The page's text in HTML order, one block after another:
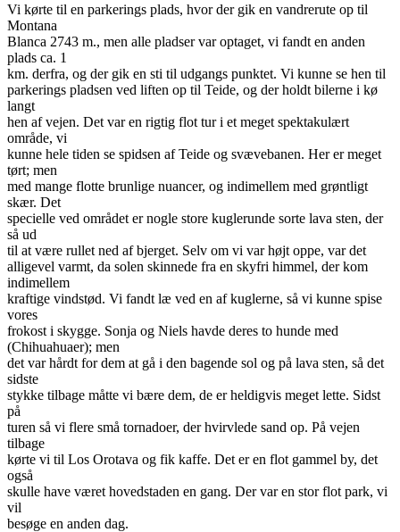
Vi kørte til en parkerings plads, hvor der gik en vandrerute op til
Montana
Blanca 2743 m., men alle pladser var optaget, vi fandt en anden
plads ca. 1
km. derfra, og der gik en sti til udgangs punktet. Vi kunne se hen til
parkerings pladsen ved liften op til Teide, og der holdt bilerne i kø
langt
hen af vejen. Det var en rigtig flot tur i et meget spektakulært
område, vi
kunne hele tiden se spidsen af Teide og svævebanen. Her er meget
tørt; men
med mange flotte brunlige nuancer, og indimellem med grøntligt
skær. Det
specielle ved området er nogle store kuglerunde sorte lava sten, der
så ud
til at være rullet ned af bjerget. Selv om vi var højt oppe, var det
alligevel varmt, da solen skinnede fra en skyfri himmel, der kom
indimellem
kraftige vindstød. Vi fandt læ ved en af kuglerne, så vi kunne spise
vores
frokost i skygge. Sonja og Niels havde deres to hunde med
(Chihuahuaer); men
det var hårdt for dem at gå i den bagende sol og på lava sten, så det
sidste
stykke tilbage måtte vi bære dem, de er heldigvis meget lette. Sidst
på
turen så vi flere små tornadoer, der hvirvlede sand op. På vejen
tilbage
kørte vi til Los Orotava og fik kaffe. Det er en flot gammel by, det
også
skulle have været hovedstaden en gang. Der var en stor flot park, vi
vil
besøge en anden dag.